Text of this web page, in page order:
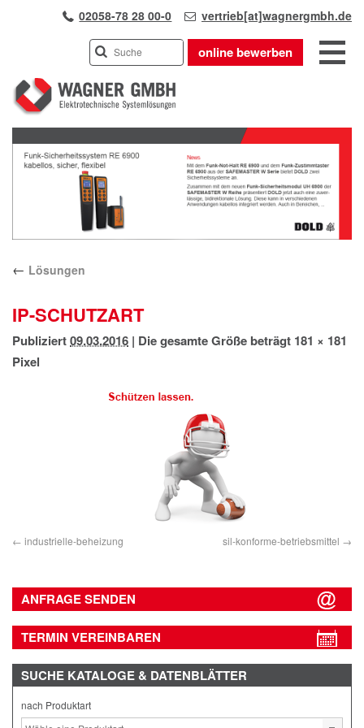
02058-78 28 00-0 vertrieb[at]wagnergmbh.de
online bewerben
INDUSTRIEVERTRETUNG
UNSER TEAM
WIR ÜBER UNS
KARRIERE
PRODUKTE
APPLIKATIONEN
KONTAKT
ANFAHRT
DATENSCHUTZ
Previous
Next
← Lösungen
IP-SCHUTZART
Publiziert09.03.2016 | Die gesamte Größe beträgt 181 × 181
Pixel
industrielle-beheizung sil-konforme-betriebsmittel
ANFRAGE SENDEN
TERMIN VEREINBAREN
SUCHE KATALOGE & DATENBLÄTTER
nach Produktart